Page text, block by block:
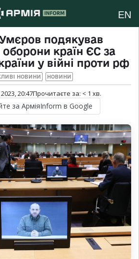
EN
подякував
оборони країн ЄС за
у війні проти рф
НОВИНИ НОВИНИ
20:47Прочитаєте за: < 1 хв.
за АрміяInform в Google